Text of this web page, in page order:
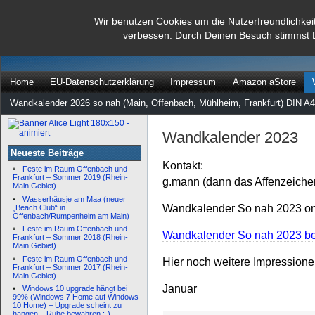
Wir benutzen Cookies um die
verbessen. Durch Deinen Besuch stimmst
dann rate mal
Home EU-Datenschutzerklärung Impressum Amazon aStore
Wandkalender 2026 so nah (Main, Offenbach, Mühlheim, Frankfurt) DIN
Neueste Beiträge
Feste im Raum Offenbach und
Frankfurt – Sommer 2019 (Rhein-
Main Gebiet)
Wasserhäusje am Maa (neuer
„Beach Club“ in
Offenbach/Rumpenheim am Main)
Feste im Raum Offenbach und
Frankfurt – Sommer 2018 (Rhein-
Main Gebiet)
Feste im Raum Offenbach und
Frankfurt – Sommer 2017 (Rhein-
Main Gebiet)
Windows 10 upgrade hängt bei
99% (Windows 7 Home auf Windows
10 Home) – Upgrade scheint zu
Wandkalender 2023
Kontakt:
g.mann (dann das
Wandkalender So nah 2023
Wandkalender So nah 2023
Hier noch weitere
Januar